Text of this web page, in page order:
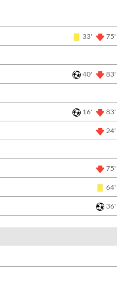
33' 75'
40' 83'
16' 83'
24'
75'
64'
36'